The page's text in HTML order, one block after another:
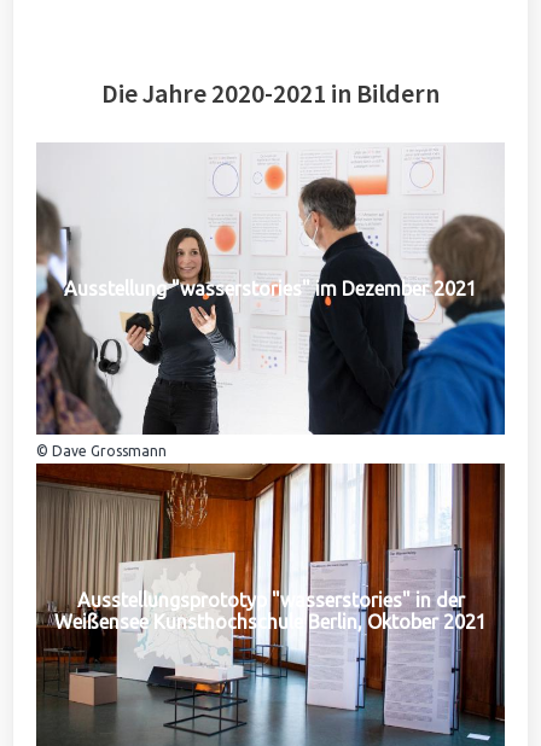
Die Jahre 2020-2021 in Bildern
Ausstellung "wasserstories" im Dezember 2021
© Dave Grossmann
Ausstellungsprototyp "wasserstories" in der
Weißensee Kunsthochschule Berlin, Oktober 2021